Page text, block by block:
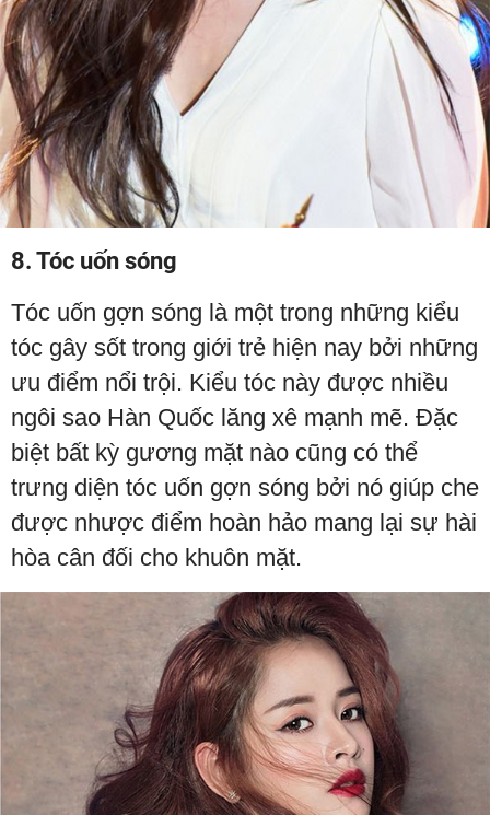
8. Tóc uốn sóng
Tóc uốn gợn sóng là một trong những kiểu
tóc gây sốt trong giới trẻ hiện nay bởi những
ưu điểm nổi trội. Kiểu tóc này được nhiều
ngôi sao Hàn Quốc lăng xê mạnh mẽ. Đặc
biệt bất kỳ gương mặt nào cũng có thể
trưng diện tóc uốn gợn sóng bởi nó giúp che
được nhược điểm hoàn hảo mang lại sự hài
hòa cân đối cho khuôn mặt.